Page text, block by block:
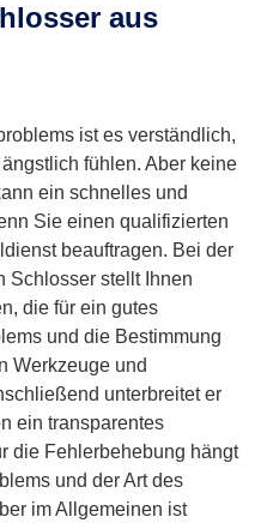
aus
ist es verständlich,
fühlen. Aber keine
ein schnelles und
Sie einen qualifizierten
beauftragen. Bei der
Schlosser stellt Ihnen
die für ein gutes
und die Bestimmung
Werkzeuge und
unterbreitet er
ein transparentes
die Fehlerbehebung hängt
und der Art des
im Allgemeinen ist